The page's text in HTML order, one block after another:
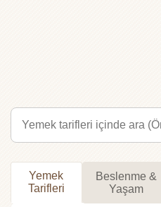
Yemek
Tarifleri
Beslenme &
Yaşam